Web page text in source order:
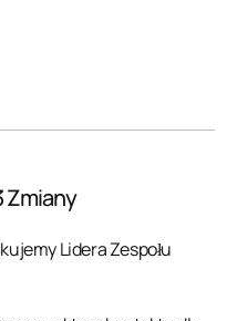
Zmiany
Lidera Zespołu